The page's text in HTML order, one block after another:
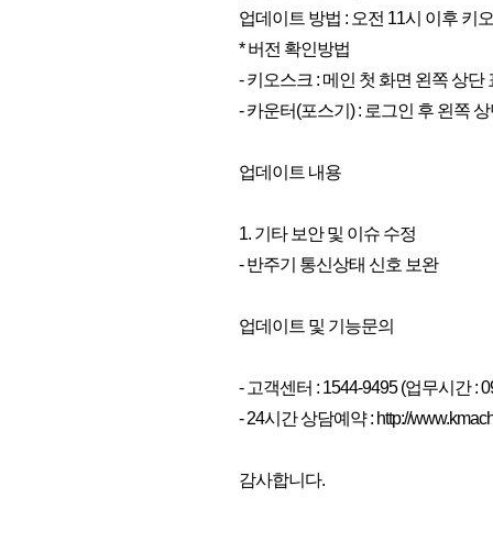
업데이트 방법 : 오전 11시 이후 키
* 버전 확인방법
- 키오스크 : 메인 첫 화면 왼쪽 상단
- 카운터(포스기) : 로그인 후 왼쪽
업데이트 내용
1. 기타 보안 및 이슈 수정
- 반주기 통신상태 신호 보완
업데이트 및 기능문의
- 고객센터 : 1544-9495 (업무시간 :
- 24시간 상담예약 : http://
감사합니다.